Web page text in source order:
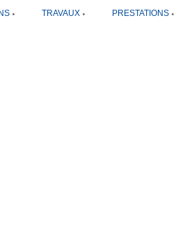
TRAVAUX PRESTATIONS